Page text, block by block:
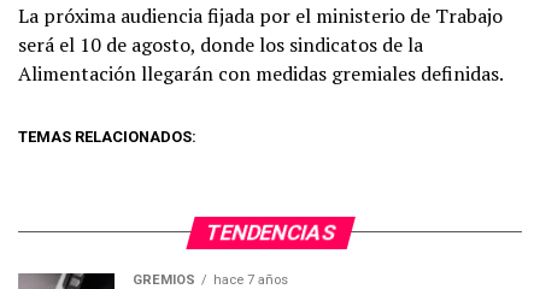
La próxima audiencia fijada por el ministerio de Trabajo
será el 10 de agosto, donde los sindicatos de la
Alimentación llegarán con medidas gremiales definidas.
TEMAS RELACIONADOS:
TENDENCIAS
GREMIOS hace 7 años